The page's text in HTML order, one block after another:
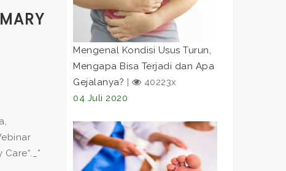
Mengenal Kondisi Usus Turun,
Mengapa Bisa Terjadi dan Apa
Gejalanya? |
40223x
04 Juli 2020